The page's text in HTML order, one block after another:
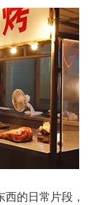
的日常片段，